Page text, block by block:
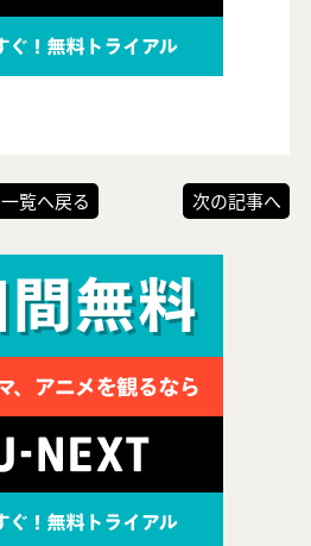
一覧へ戻る 次の記事へ